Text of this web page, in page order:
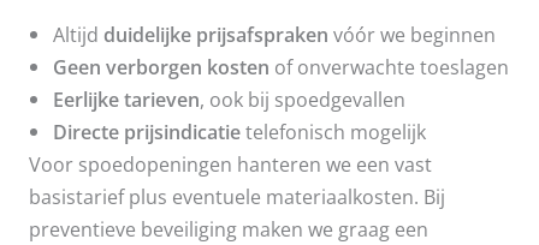
Altijd duidelijke prijsafspraken vóór we beginnen
Geen verborgen kosten of onverwachte toeslagen
Eerlijke tarieven, ook bij spoedgevallen
Directe prijsindicatietelefonisch mogelijk
Voor spoedopeningen hanteren we een vast
basistarief plus eventuele materiaalkosten. Bij
preventieve beveiliging maken we graag een